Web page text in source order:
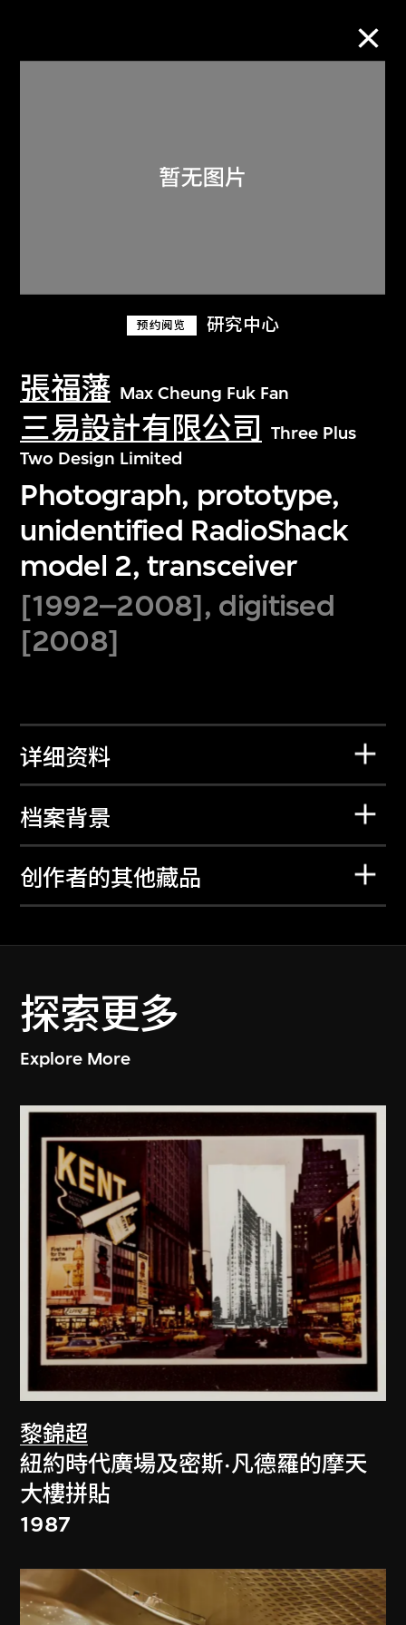
预约阅览 研究中心
張福藩 Max Cheung Fuk Fan
三易設計有限公司
Three Plus
Two Design Limited
Photograph, prototype,
unidentified RadioShack
model 2, transceiver
[1992–2008], digitised
[2008]
详细资料
档案背景
创作者的其他藏品
探索更多
Explore More
黎錦超
紐約時代廣場及密斯·凡德羅的摩天
大樓拼貼
1987
关于M+藏品
探索世界顶级的二十及二十一世纪视觉
文化藏品。